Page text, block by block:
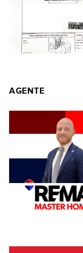
AGENTE